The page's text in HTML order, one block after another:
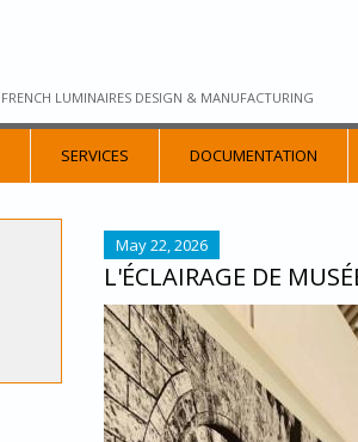
FRENCH LUMINAIRES DESIGN & MANUFACTURING
SERVICES DOCUMENTATION
May 22, 2026
L'ÉCLAIRAGE DE